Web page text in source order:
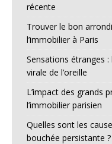
récente
Trouver le bon
l’immobilier à Paris
Sensations étranges
virale de l’oreille
L’impact des grands
l’immobilier parisien
Quelles sont les
bouchée persistante ?